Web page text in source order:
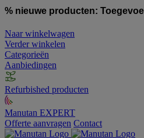
% nieuwe producten:
Naar winkelwagen
Verder winkelen
Categorieën
Aanbiedingen
Refurbished producten
Manutan EXPERT
Offerte aanvragen Contact